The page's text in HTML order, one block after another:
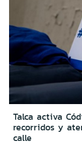
Talca activa
recorridos y
calle